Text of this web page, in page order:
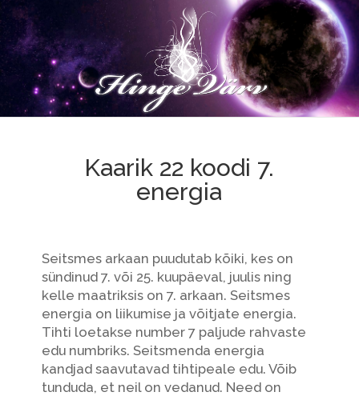
Kaarik 22 koodi 7.
energia
Seitsmes arkaan puudutab kõiki, kes on
sündinud 7. või 25. kuupäeval, juulis ning
kelle maatriksis on 7. arkaan. Seitsmes
energia on liikumise ja võitjate energia.
Tihti loetakse number 7 paljude rahvaste
edu numbriks. Seitsmenda energia
kandjad saavutavad tihtipeale edu. Võib
tunduda, et neil on vedanud. Need on